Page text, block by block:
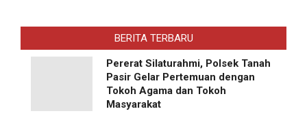
BERITA TERBARU
Pererat Silaturahmi, Polsek Tanah
Pasir Gelar Pertemuan dengan
Tokoh Agama dan Tokoh
Masyarakat